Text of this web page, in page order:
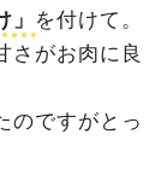
を付けて。
さがお肉に良
のですがとっ